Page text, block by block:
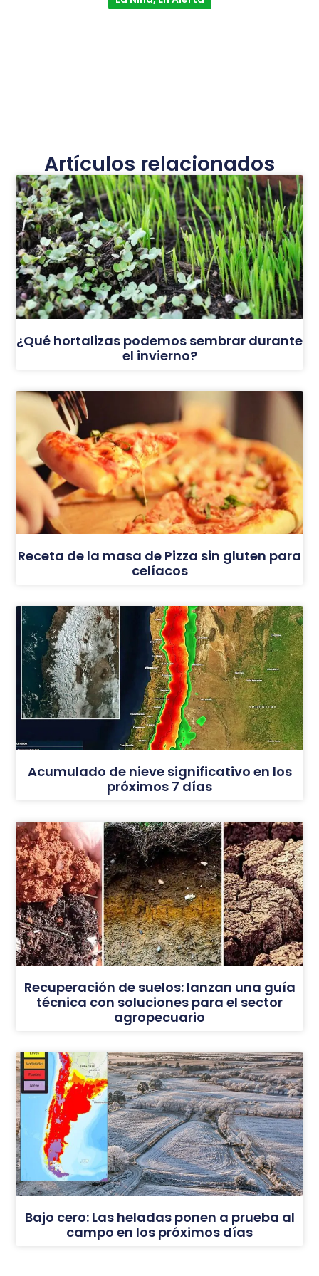
Artículos relacionados
¿Qué hortalizas podemos sembrar durante
el invierno?
Receta de la masa de Pizza sin gluten para
celíacos
Acumulado de nieve significativo en los
próximos 7 días
Recuperación de suelos: lanzan una guía
técnica con soluciones para el sector
agropecuario
Bajo cero: Las heladas ponen a prueba al
campo en los próximos días